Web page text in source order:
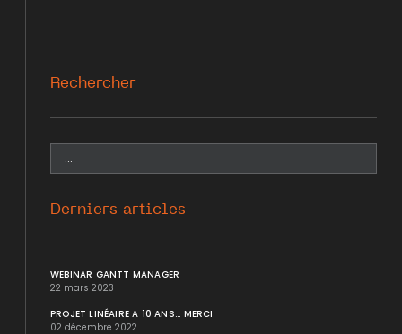
Rechercher
Derniers articles
WEBINAR GANTT MANAGER
22 mars 2023
PROJET LINÉAIRE A 10 ANS... MERCI
02 décembre 2022